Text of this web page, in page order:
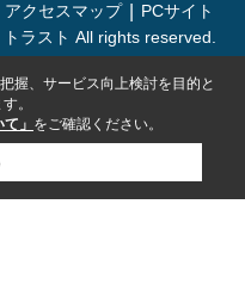
アクセスマップ
PCサイト
ラスト All rights reserved.
握、サービス向上検討を目的と
。
」 をご確認ください。